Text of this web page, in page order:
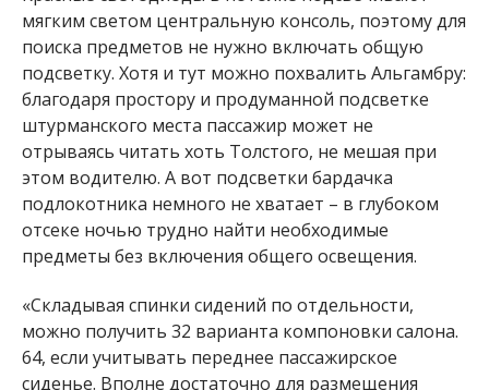
мягким светом центральную консоль, поэтому для
поиска предметов не нужно включать общую
подсветку. Хотя и тут можно похвалить Альгамбру:
благодаря простору и продуманной подсветке
штурманского места пассажир может не
отрываясь читать хоть Толстого, не мешая при
этом водителю. А вот подсветки бардачка
подлокотника немного не хватает – в глубоком
отсеке ночью трудно найти необходимые
предметы без включения общего освещения.
«Складывая спинки сидений по отдельности,
можно получить 32 варианта компоновки салона.
64, если учитывать переднее пассажирское
сиденье. Вполне достаточно для размещения